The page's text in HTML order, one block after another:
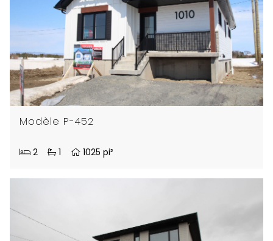
Modèle P-452
2 1 1025 pi²